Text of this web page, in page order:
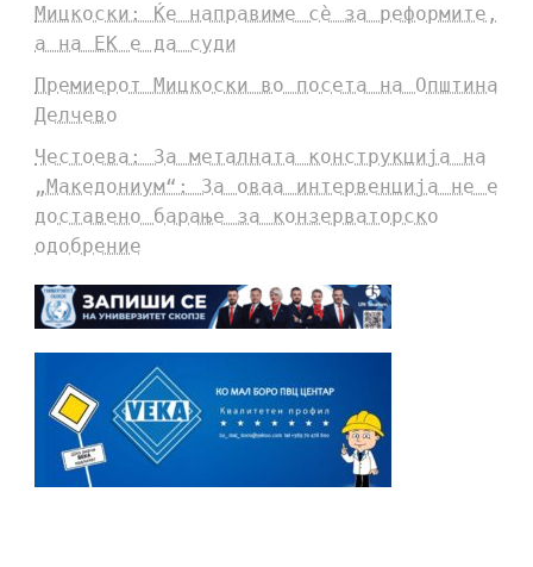
Мицкоски: Ќе направиме сè за реформите,
а на ЕК е да суди
Премиерот Мицкоски во посета на Општина
Делчево
Честоева: За металната конструкција на
„Македониум“: За оваа интервенција не е
доставено барање за конзерваторско
одобрение